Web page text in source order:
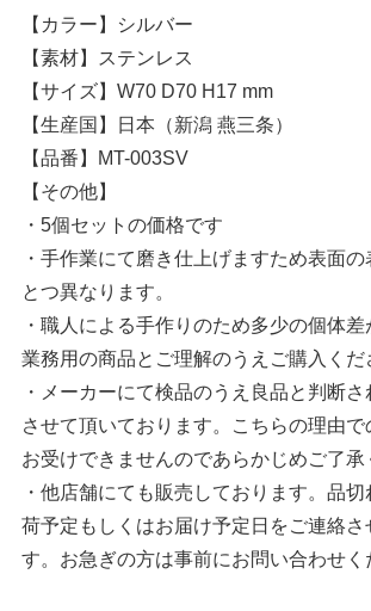
【カラー】シルバー
【素材】ステンレス
【サイズ】W70 D70 H17 mm
【生産国】日本（新潟 燕三条）
【品番】MT-003SV
【その他】
・5個セットの価格です
・手作業にて磨き仕上げますため表面
とつ異なります。
・職人による手作りのため多少の個体差
業務用の商品とご理解のうえご購入くだ
・メーカーにて検品のうえ良品と判断
させて頂いております。こちらの理由
お受けできませんのであらかじめご了承
・他店舗にても販売しております。品切
荷予定もしくはお届け予定日をご連絡さ
す。お急ぎの方は事前にお問い合わせく